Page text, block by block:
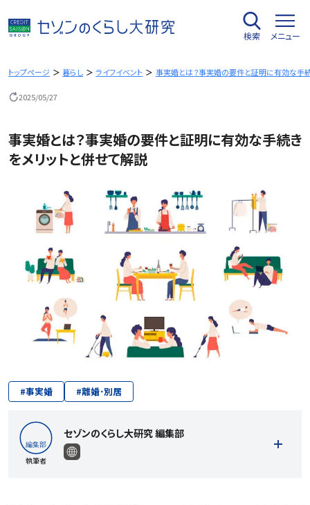
容
を
キ
検索 メニュー
トップページ 暮らし ライフイベント 事実婚とは？事実婚の要件と証明に有効な手
2025/05/27
事実婚とは？事実婚の要件と証明に有効な手続き
をメリットと併せて解説
#事実婚 #離婚･別居
執筆者
セゾンのくらし大研究 編集部